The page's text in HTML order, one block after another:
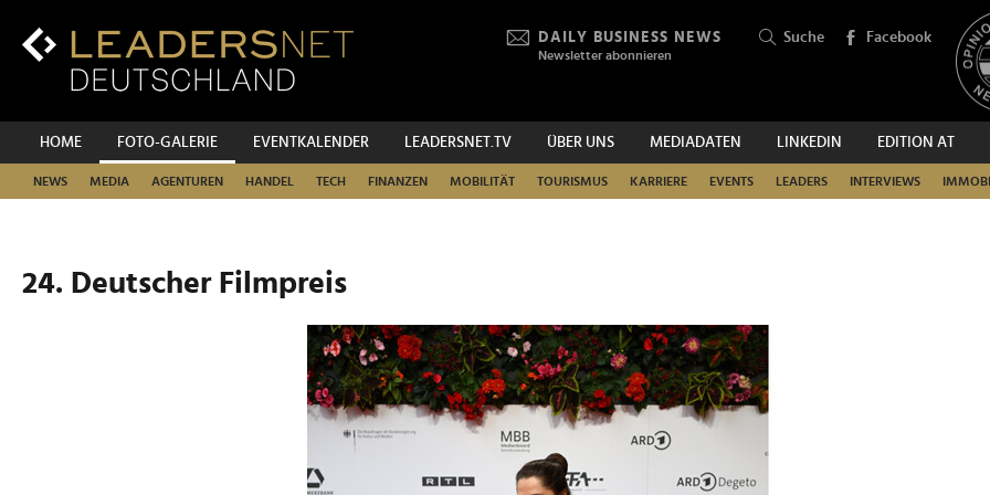
Inhalt
Hauptnavigation
DAILY BUSINESS NEWS
Newsletter abonnieren
Suche Facebook
HOME FOTO-GALERIE EVENTKALENDER LEADERSNET.TV ÜBER UNS MEDIADATEN LINKEDIN EDITION AT
NEWS MEDIA AGENTUREN HANDEL TECH FINANZEN MOBILITÄT TOURISMUS KARRIERE EVENTS LEADERS INTERVIEWS
SUCHEN
24. Deutscher Filmpreis